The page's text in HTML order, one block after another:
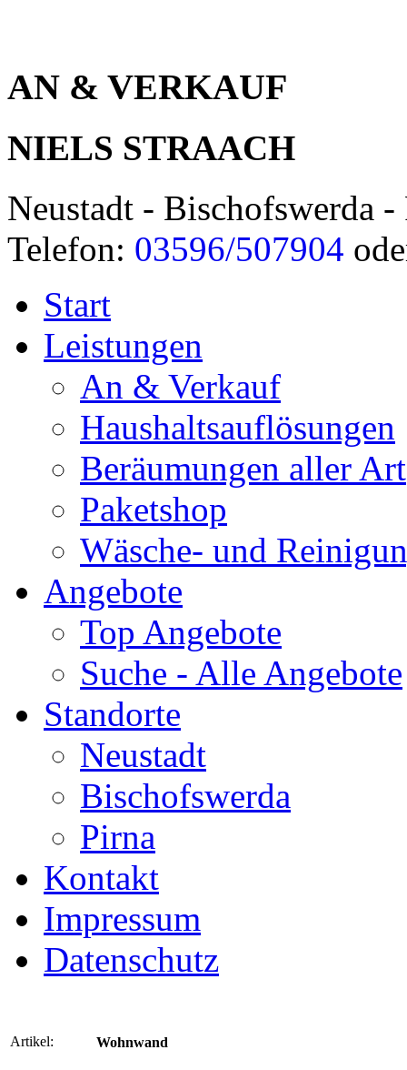
AN & VERKAUF
NIELS STRAACH
Neustadt - Bischofswerda -
Telefon: 03596/507904
Start
Leistungen
An & Verkauf
Haushaltsauflösungen
Beräumungen aller Art
Paketshop
Wäsche- und
Angebote
Top Angebote
Suche - Alle Angebote
Standorte
Neustadt
Bischofswerda
Pirna
Kontakt
Impressum
Datenschutz
Artikel: Wohnwand